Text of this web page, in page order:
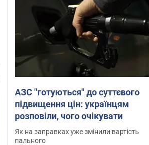
АЗС "готуються" до суттєвого
підвищення цін: українцям
розповіли, чого очікувати
Як на заправках уже змінили вартість
пального